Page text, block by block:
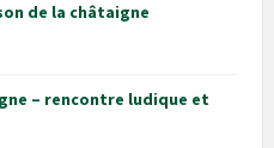
de la châtaigne
– rencontre ludique et